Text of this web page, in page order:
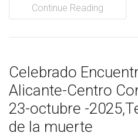
Continue Reading
Celebrado
Alicante-Centro
23-octubre -
de la muerte